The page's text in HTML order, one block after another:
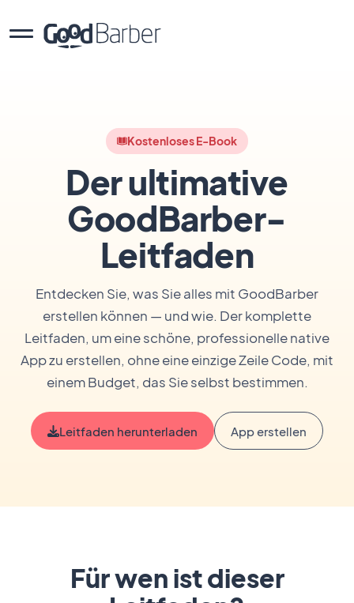
Kostenloses E-Book
Der ultimative
GoodBarber-
Leitfaden
Entdecken Sie, was Sie alles mit GoodBarber
erstellen können — und wie. Der komplette
Leitfaden, um eine schöne, professionelle native
App zu erstellen, ohne eine einzige Zeile Code, mit
einem Budget, das Sie selbst bestimmen.
Leitfaden herunterladen App erstellen
Für wen ist dieser